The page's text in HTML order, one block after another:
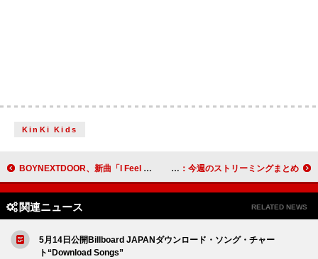
KinKi Kids
BOYNEXTDOOR、新曲「I Feel Good」MVでロックスターのような一面を披露 Mrs. GREEN APPLE「ロマンチシズム」「familie」キリバン突破：今週のストリーミングまとめ
関連ニュース RELATED NEWS
5月14日公開Billboard JAPANダウンロード・ソング・チャー
ト“Download Songs”